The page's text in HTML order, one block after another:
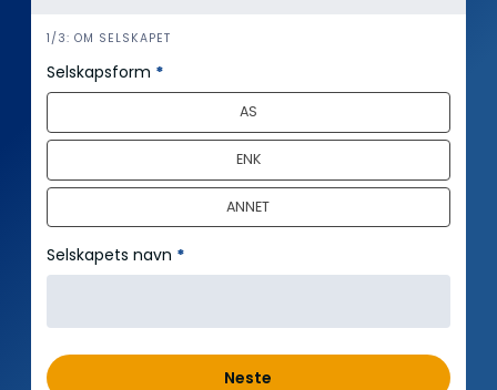
i
n
n
o
d
1/3: OM SELSKAPET
Selskapsform *
AS
ENK
ANNET
Selskapets navn *
Neste